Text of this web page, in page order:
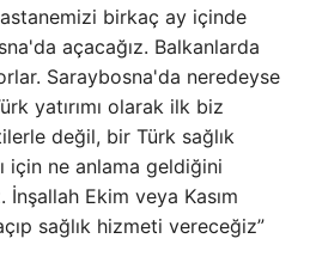
birkaç ay içinde
açacağız. Balkanlarda
Saraybosna'da neredeyse
yatırımı olarak ilk biz
değil, bir Türk sağlık
için ne anlama geldiğini
Ekim veya Kasım
sağlık hizmeti vereceğiz”